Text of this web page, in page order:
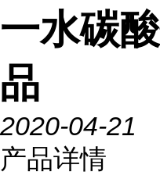
一水碳
品
2020-04-21
产品详情